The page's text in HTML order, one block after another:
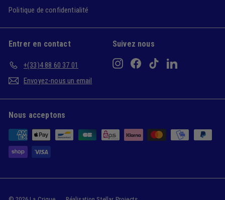
Politique de confidentialité
Entrer en contact
+(33)4 88 60 37 01
Envoyez-nous un email
Suivez nous
InstagramFacebookTikTokLinkedIn
Nous acceptons